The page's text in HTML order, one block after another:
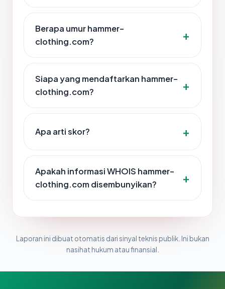
Berapa umur hammer-
clothing.com?
Siapa yang mendaftarkan hammer-
clothing.com?
Apa arti skor?
Apakah informasi WHOIS hammer-
clothing.com disembunyikan?
Laporan ini dibuat otomatis dari sinyal teknis publik. Ini bukan
nasihat hukum atau finansial.